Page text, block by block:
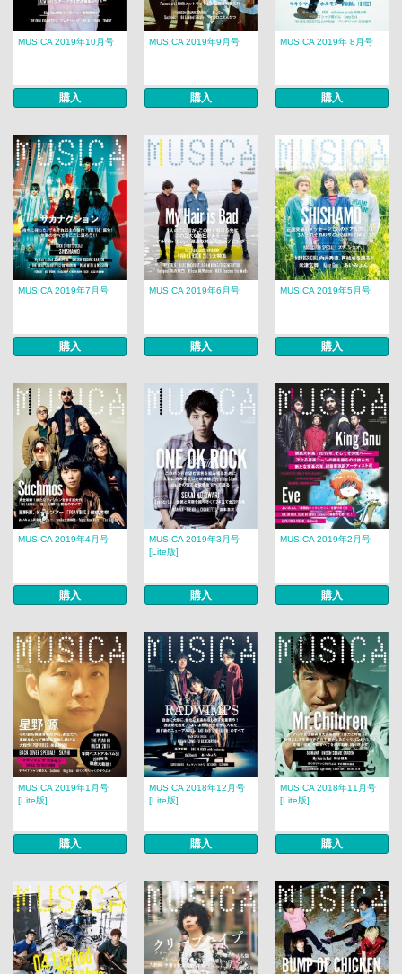
MUSICA 2019年10月号
購入
MUSICA 2019年9月号
購入
MUSICA 2019年 8月号​​
購入
MUSICA 2019年7月号
購入
MUSICA 2019年6月号
購入
MUSICA 2019年5月号
購入
MUSICA 2019年4月号
購入
MUSICA 2019年3月号
[Lite版]
購入
MUSICA 2019年2月号
購入
MUSICA 2019年1月号
[Lite版]
購入
MUSICA 2018年12月号
[Lite版]
購入
MUSICA 2018年11月号
[Lite版]
購入